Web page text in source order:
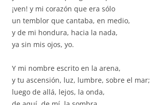
¡ven! y mi corazón que era sólo
un temblor que cantaba, en medio,
y de mi hondura, hacia la nada,
ya sin mis ojos, yo.
Y mi nombre escrito en la arena,
y tu ascensión, luz, lumbre, sobre el mar;
luego de allá, lejos, la onda,